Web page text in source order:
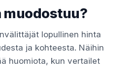
muodostuu?
lopullinen hinta
ja kohteesta. Näihin
huomiota, kun vertailet